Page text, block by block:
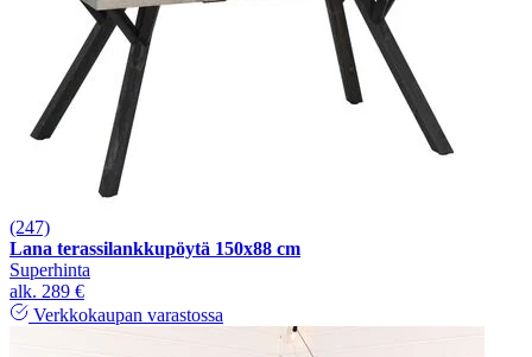
(247)
Lana terassilankkupöytä 150x88 cm
Superhinta
alk. 289 €
Verkkokaupan varastossa